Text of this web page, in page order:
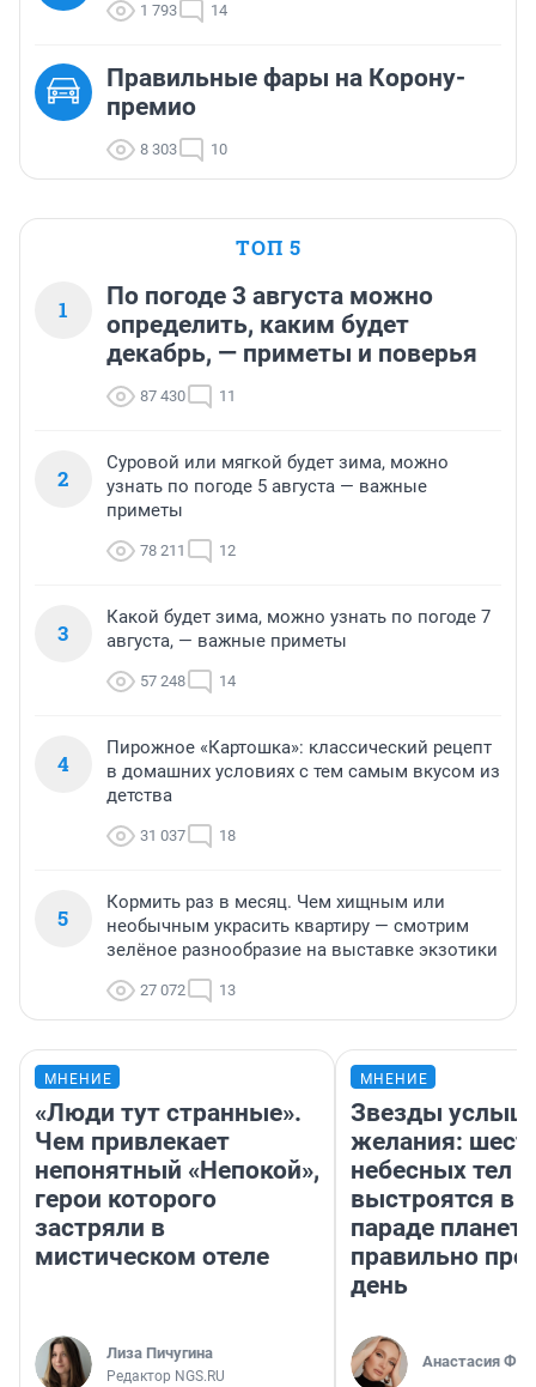
1 793 14
Правильные фары на Корону-
премио
8 303 10
ТОП 5
1
По погоде 3 августа можно
определить, каким будет
декабрь, — приметы и поверья
87 430 11
2
Суровой или мягкой будет зима, можно
узнать по погоде 5 августа — важные
приметы
78 211 12
3
Какой будет зима, можно узнать по погоде 7
августа, — важные приметы
57 248 14
4
Пирожное «Картошка»: классический рецепт
в домашних условиях с тем самым вкусом из
детства
31 037 18
5
Кормить раз в месяц. Чем хищным или
необычным украсить квартиру — смотрим
зелёное разнообразие на выставке экзотики
27 072 13
МНЕНИЕ
«Люди тут странные».
Чем привлекает
непонятный «Непокой»,
герои которого
застряли в
мистическом отеле
Лиза Пичугина
Редактор NGS.RU
МНЕНИЕ
Звезды
желания:
небесных тел
выстроятся в
параде планет
правильно
день
Анастасия